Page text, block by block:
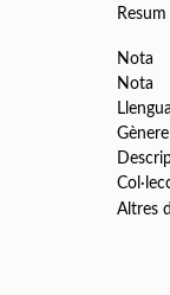
Resum
Nota
Nota
Gènere
Altres